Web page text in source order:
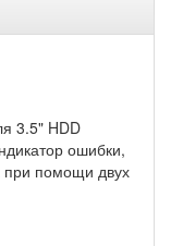
3.5" HDD
ошибки,
при помощи двух